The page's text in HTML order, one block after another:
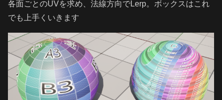
各面ごとのUVを求め、法線方向でLerp。ボックスはこれ
でも上手くいきます